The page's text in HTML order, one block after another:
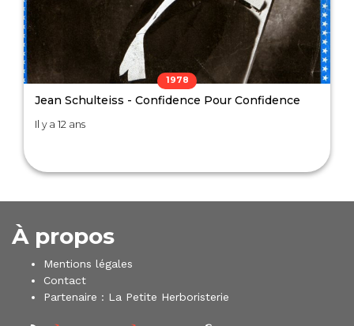
1978
Jean Schulteiss - Confidence Pour Confidence
Il y a 12 ans
À propos
Mentions légales
Contact
Partenaire : La Petite Herboristerie